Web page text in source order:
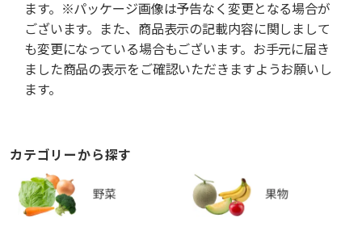
ます。※パッケージ画像は予告なく変更となる場合が
ございます。また、商品表示の記載内容に関しまして
も変更になっている場合もございます。お手元に届き
ました商品の表示をご確認いただきますようお願いし
ます。
カテゴリーから探す